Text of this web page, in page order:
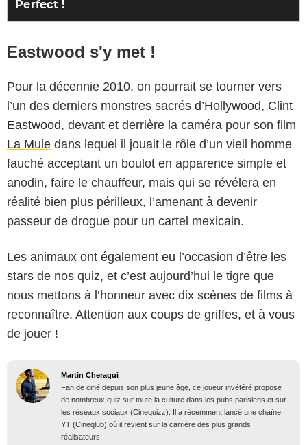
Eastwood s'y met !
Pour la décennie 2010, on pourrait se tourner vers
l’un des derniers monstres sacrés d’Hollywood, Clint
Eastwood, devant et derrière la caméra pour son film
La Mule dans lequel il jouait le rôle d’un vieil homme
fauché acceptant un boulot en apparence simple et
anodin, faire le chauffeur, mais qui se révélera en
réalité bien plus périlleux, l’amenant à devenir
passeur de drogue pour un cartel mexicain.
Les animaux ont également eu l’occasion d’être les
stars de nos quiz, et c’est aujourd’hui le tigre que
nous mettons à l’honneur avec dix scènes de films à
reconnaître. Attention aux coups de griffes, et à vous
de jouer !
Martin Cheraqui
Fan de ciné depuis son plus jeune âge, ce joueur invétéré propose
de nombreux quiz sur toute la culture dans les pubs parisiens et sur
les réseaux sociaux (Cinequizz). Il a récemment lancé une chaîne
YT (Cineqlub) où il revient sur la carrière des plus grands
réalisateurs.